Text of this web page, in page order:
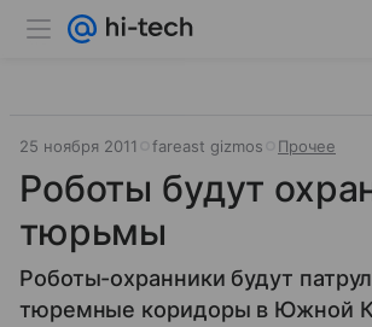
25 ноября 2011 fareast gizmos Прочее
Роботы будут
тюрьмы
Роботы-охранники будут
тюремные коридоры в Южной